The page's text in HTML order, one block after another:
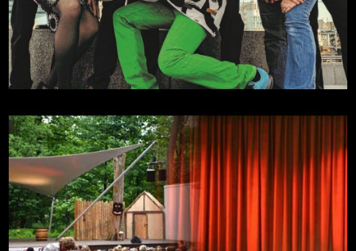
Soul for Christmas
29.11.2026, 18:00
Zitadelle
Mehr